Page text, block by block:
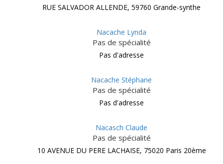
RUE SALVADOR ALLENDE, 59760 Grande-synthe
Nacache Lynda
Pas de spécialité
Pas d'adresse
Nacache Stéphane
Pas de spécialité
Pas d'adresse
Nacasch Claude
Pas de spécialité
10 AVENUE DU PERE LACHAISE, 75020 Paris 20ème